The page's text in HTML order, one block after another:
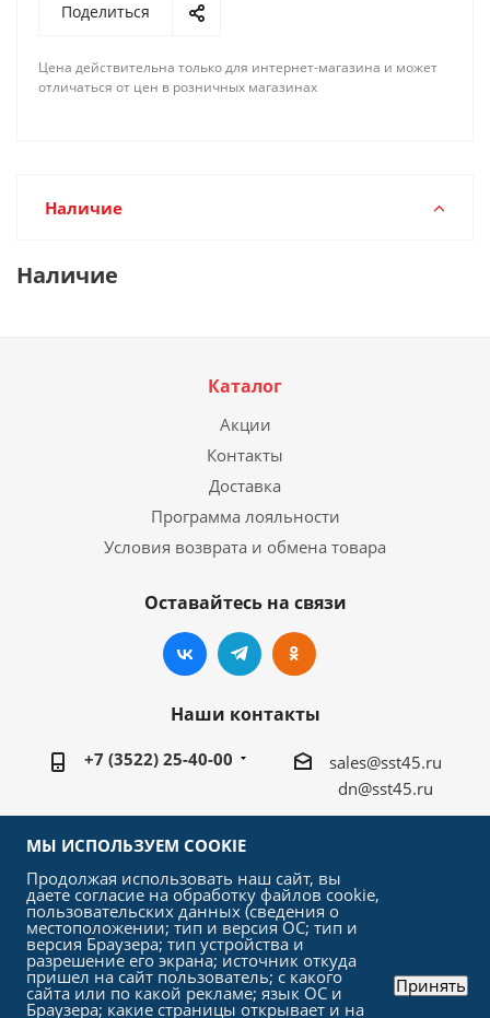
Поделиться
Цена действительна только для интернет-магазина и может
отличаться от цен в розничных магазинах
Наличие
Наличие
Каталог
Акции
Контакты
Доставка
Программа лояльности
Условия возврата и обмена товара
Оставайтесь на связи
Наши контакты
+7 (3522) 25-40-00
sales@sst45.ru
dn@sst45.ru
640027, Россия, г.Курган, ул.Омская 76а
2026 © «СтройСельхозТорг»
МЫ ИСПОЛЬЗУЕМ COOKIE
Продолжая использовать наш сайт, вы
даете согласие на обработку файлов cookie,
пользовательских данных (сведения о
местоположении; тип и версия ОС; тип и
версия Браузера; тип устройства и
разрешение его экрана; источник откуда
пришел на сайт пользователь; с какого
сайта или по какой рекламе; язык ОС и
Браузера; какие страницы открывает и на
Принять